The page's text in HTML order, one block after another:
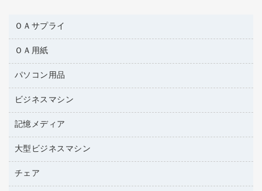
ＯＡサプライ
互換インクカートリッジ
ワープロリボン
リサイクルトナー（リターン方式）
リサイクルトナー（プール方式）
リサイクルインクカートリッジ
ファクシミリトナー
トナーカートリッジ
ＯＡ用紙
名刺用紙
帳票用紙／フォーム用紙
ワープロ用紙
ラベル用紙
プロッター用紙
ハガキ用紙
パソコン用品
パソコン周辺機器
各種ケーブル
マウスパッド
マウス
パソコンバッグ／収納用品
ビジネスマシン
電話機
レーザープリンタ／複合機
メモリーカード
プロジェクタ
記憶メディア
ブルーレイディスク
ＣＤ－ＲＷ
大型ビジネスマシン
プリンタ
チェア